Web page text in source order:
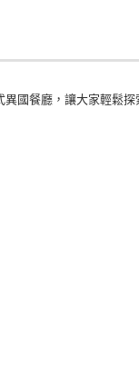
國餐廳，讓大家輕鬆